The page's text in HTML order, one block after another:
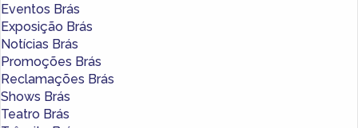
Eventos Brás
Exposição Brás
Notícias Brás
Promoções Brás
Reclamações Brás
Shows Brás
Teatro Brás